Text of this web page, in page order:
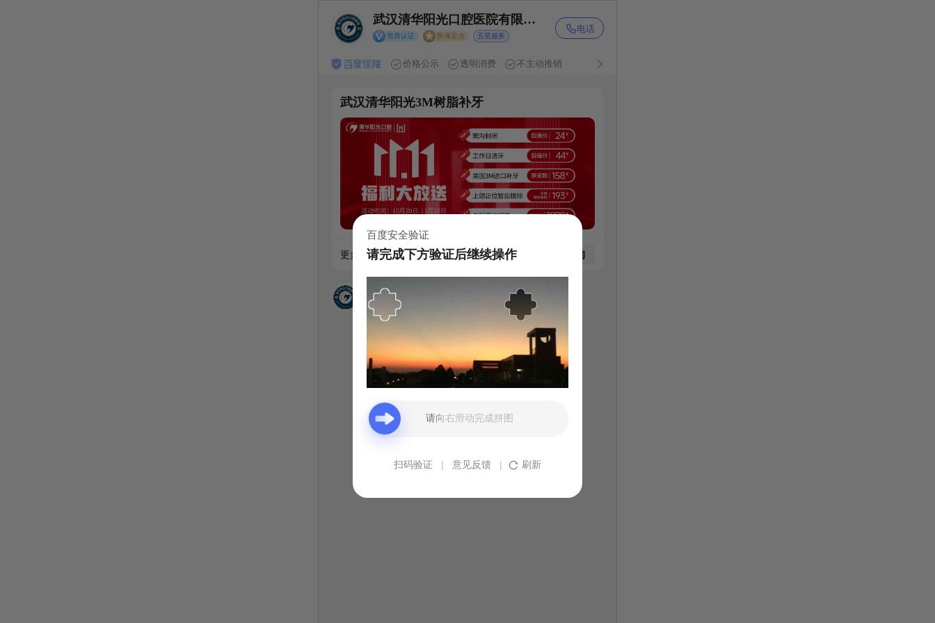
武汉清华阳光口腔医院有限公
司 资质认证 医保定点 五星服务
电话
价格公示 透明消费 不主动推销
武汉清华阳光3M树脂补牙
更多详情请在本页进行咨询 点我咨询
您好，这里是武汉清华阳光口腔-
全国连锁品牌，您已进入人工在
线咨询平台，请问您需要咨询牙
齿什么问题呢？
百度安全验证
请完成下方验证后继续操作
请向右滑动完成拼图
扫码验证 | 意见反馈 | 刷新